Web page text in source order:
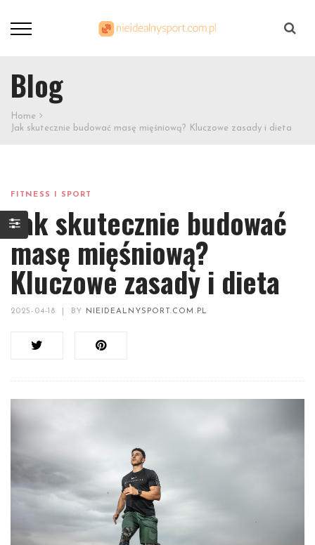
Blog
Home
Jak skutecznie budować masę mięśniową? Kluczowe zasady i dieta
FITNESS I SPORT
Jak skutecznie budować
masę mięśniową?
Kluczowe zasady i dieta
2025-04-18 BY NIEIDEALNYSPORT.COM.PL